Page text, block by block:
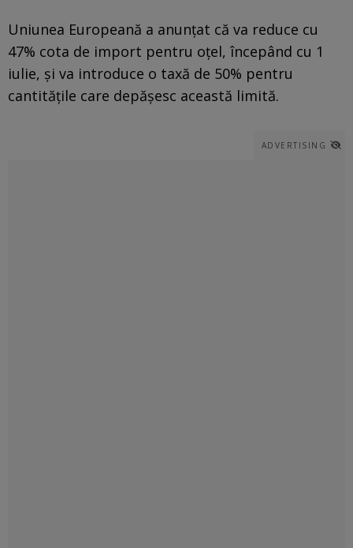
Uniunea Europeană a anunțat că va reduce cu
47% cota de import pentru oțel, începând cu 1
iulie, și va introduce o taxă de 50% pentru
cantitățile care depășesc această limită.
ADVERTISING